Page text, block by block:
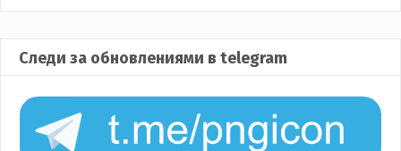
Следи за обновлениями в telegram